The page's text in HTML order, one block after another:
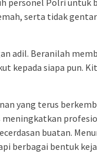
personel Polri untuk
serta tidak
adil. Beranilah
kepada siapa pun.
yang terus
buatan.
berbagai bentuk